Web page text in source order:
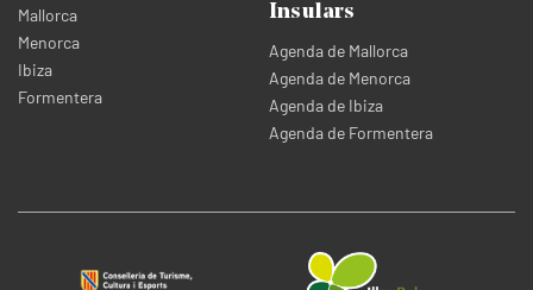
Mallorca
Menorca
Ibiza
Formentera
Insulars
Agenda de Mallorca
Agenda de Menorca
Agenda de Ibiza
Agenda de Formentera